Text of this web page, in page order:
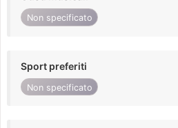
Non specificato
Sport preferiti
Non specificato